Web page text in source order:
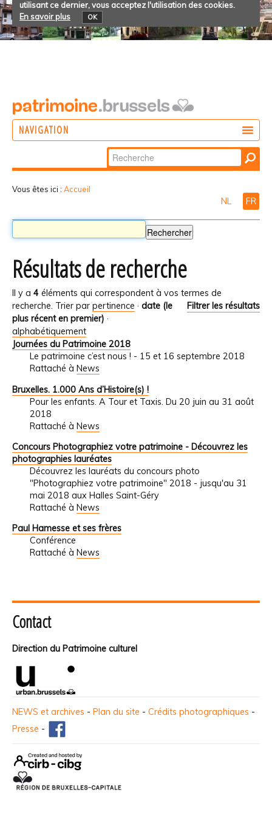
utilisant ce dernier, vous acceptez l'utilisation des cookies.
En savoir plus
OK
NAVIGATION
Chercher par
Recherche
Vous êtes ici : Accueil
NL FR
Résultats de recherche
Il y a 4 éléments qui correspondent à vos termes de
recherche.
Filtrer les résultats
Trier par pertinence · date (le
plus récent en premier) ·
alphabétiquement
Journées du Patrimoine 2018
Le patrimoine c’est nous ! - 15 et 16 septembre 2018
Rattaché à News
Bruxelles. 1.000 Ans d’Histoire(s) !
Pour les enfants. A Tour et Taxis. Du 20 juin au 31 août
2018
Rattaché à News
Concours Photographiez votre patrimoine - Découvrez les
photographies lauréates
Découvrez les lauréats du concours photo
"Photographiez votre patrimoine" 2018 - jusqu'au 31
mai 2018 aux Halles Saint-Géry
Rattaché à News
Paul Hamesse et ses frères
Conférence
Rattaché à News
Contact
Direction du Patrimoine culturel
NEWS et archives - Plan du site - Crédits photographiques -
Presse -